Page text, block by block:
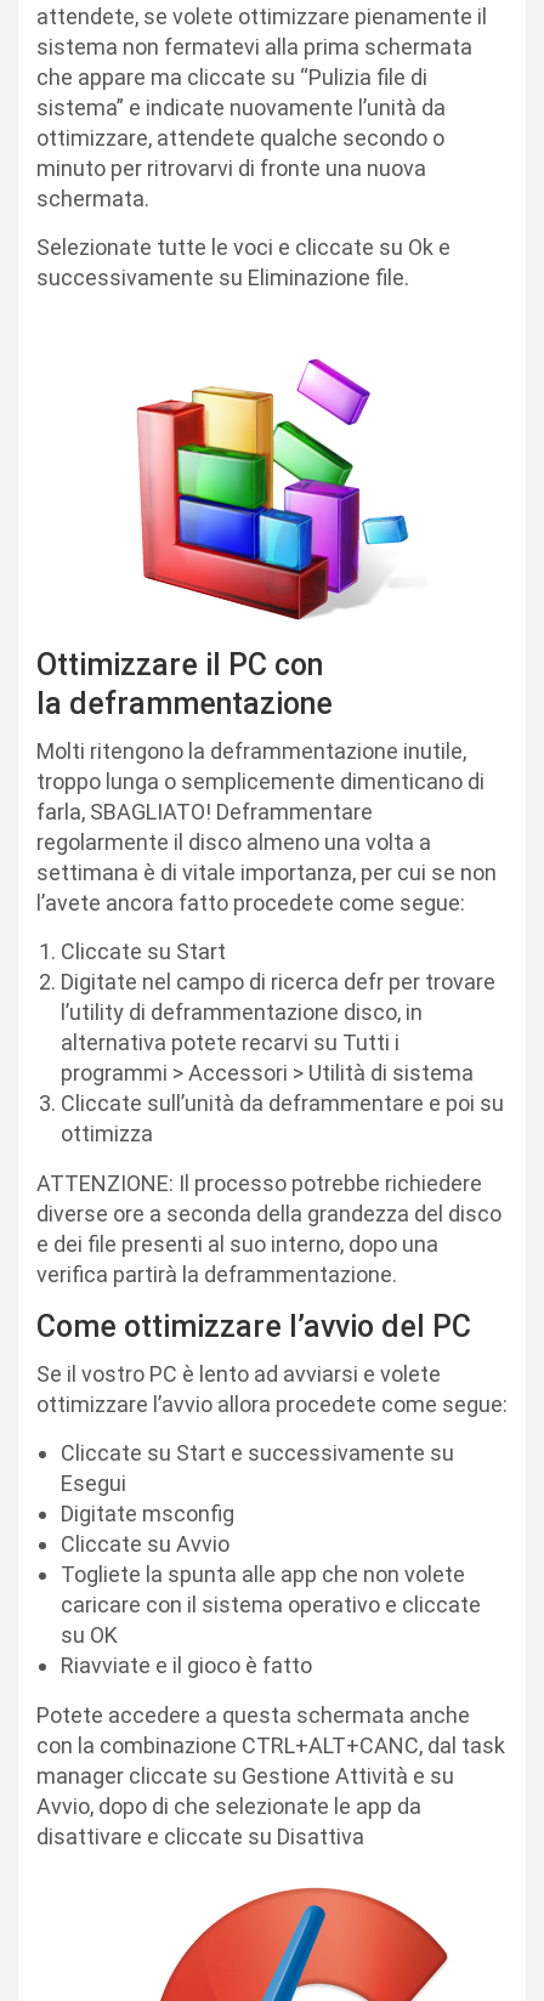
attendete, se volete ottimizzare pienamente il
sistema non fermatevi alla prima schermata
che appare ma cliccate su “Pulizia file di
sistema” e indicate nuovamente l’unità da
ottimizzare, attendete qualche secondo o
minuto per ritrovarvi di fronte una nuova
schermata.
Selezionate tutte le voci e cliccate su Ok e
successivamente su Eliminazione file.
Ottimizzare il PC con
la deframmentazione
Molti ritengono la deframmentazione inutile,
troppo lunga o semplicemente dimenticano di
farla, SBAGLIATO! Deframmentare
regolarmente il disco almeno una volta a
settimana è di vitale importanza, per cui se non
l’avete ancora fatto procedete come segue:
Cliccate su Start
Digitate nel campo di ricerca defr per trovare
l’utility di deframmentazione disco, in
alternativa potete recarvi su Tutti i
programmi > Accessori > Utilità di sistema
Cliccate sull’unità da deframmentare e poi su
ottimizza
ATTENZIONE: Il processo potrebbe richiedere
diverse ore a seconda della grandezza del disco
e dei file presenti al suo interno, dopo una
verifica partirà la deframmentazione.
Come ottimizzare l’avvio del PC
Se il vostro PC è lento ad avviarsi e volete
ottimizzare l’avvio allora procedete come segue:
Cliccate su Start e successivamente su
Esegui
Digitate msconfig
Cliccate su Avvio
Togliete la spunta alle app che non volete
caricare con il sistema operativo e cliccate
su OK
Riavviate e il gioco è fatto
Potete accedere a questa schermata anche
con la combinazione CTRL+ALT+CANC, dal task
manager cliccate su Gestione Attività e su
Avvio, dopo di che selezionate le app da
disattivare e cliccate su Disattiva